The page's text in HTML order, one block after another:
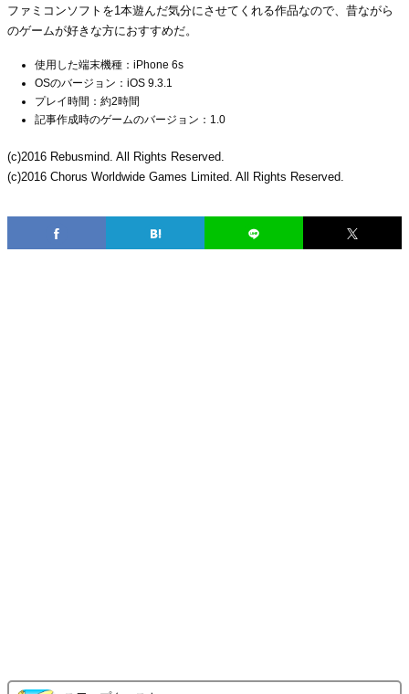
ファミコンソフトを1本遊んだ気分にさせてくれる作品なので、昔ながら
のゲームが好きな方におすすめだ。
使用した端末機種：iPhone 6s
OSのバージョン：iOS 9.3.1
プレイ時間：約2時間
記事作成時のゲームのバージョン：1.0
(c)2016 Rebusmind. All Rights Reserved.
(c)2016 Chorus Worldwide Games Limited. All Rights Reserved.